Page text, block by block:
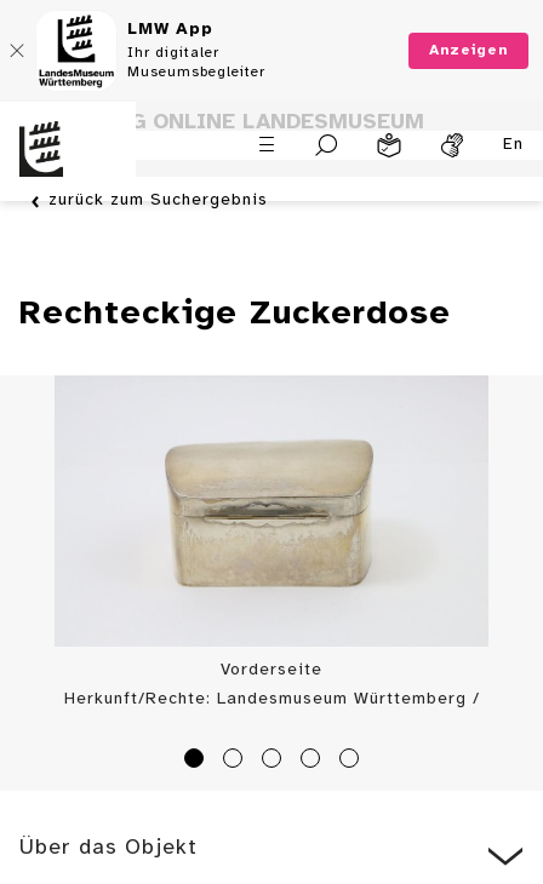
LMW App
Ihr digitaler
Museumsbegleiter
Anzeigen
En
SAMMLUNG ONLINE LANDESMUSEUM
WÜRTTEMBERG
zurück zum Suchergebnis
Rechteckige Zuckerdose
Vorderseite
Herkunft/Rechte: Landesmuseum Württemberg /
Über das Objekt